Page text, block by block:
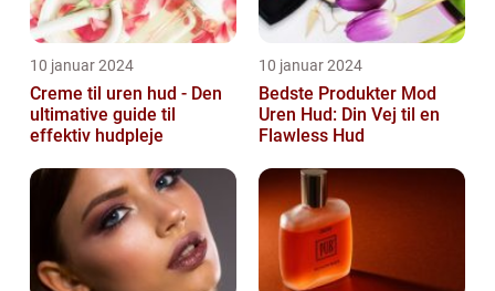
10 januar 2024
Creme til uren hud - Den
ultimative guide til
effektiv hudpleje
10 januar 2024
Bedste Produkter Mod
Uren Hud: Din Vej til en
Flawless Hud